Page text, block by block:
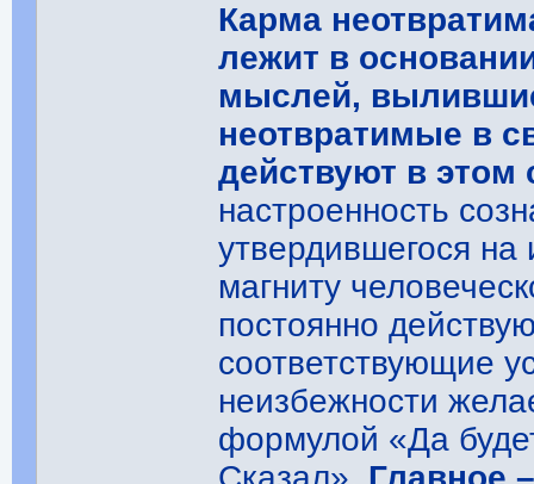
Карма
лежит в
мыслей,
неотвратимые в
действуют в этом
настроенность
утвердившегося
магниту
постоянно
соответствующие
неизбежности
формулой «Да